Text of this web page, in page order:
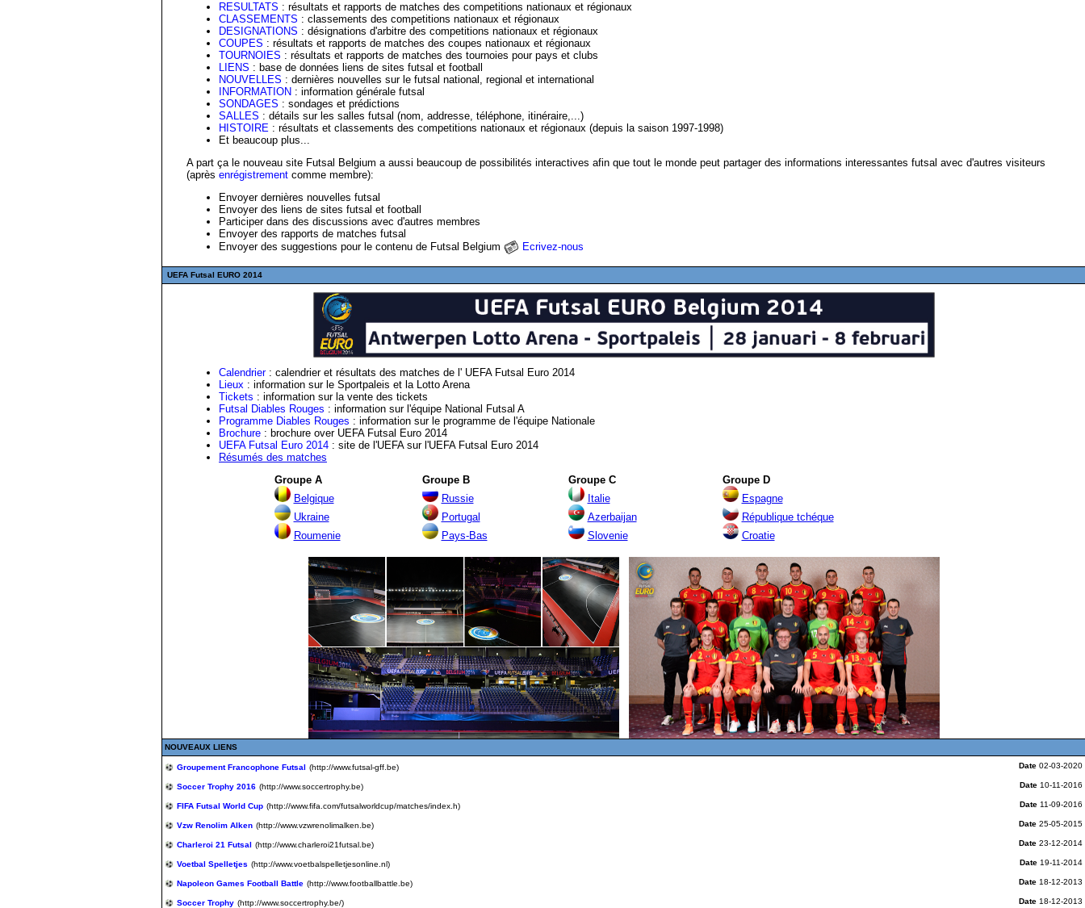
RESULTATS : résultats et rapports de matches des competitions nationaux et régionaux
CLASSEMENTS : classements des competitions nationaux et régionaux
DESIGNATIONS : désignations d'arbitre des competitions nationaux et régionaux
COUPES : résultats et rapports de matches des coupes nationaux et régionaux
TOURNOIES : résultats et rapports de matches des tournoies pour pays et clubs
LIENS : base de données liens de sites futsal et football
NOUVELLES : dernières nouvelles sur le futsal national, regional et international
INFORMATION : information générale futsal
SONDAGES : sondages et prédictions
SALLES : détails sur les salles futsal (nom, addresse, téléphone, itinéraire,...)
HISTOIRE : résultats et classements des competitions nationaux et régionaux (depuis la saison 1997-1998)
Et beaucoup plus...
A part ça le nouveau site Futsal Belgium a aussi beaucoup de possibilités interactives afin que tout le monde peut partager des informations interessantes futsal avec d'autres visiteurs
(après enrégistrement comme membre):
Envoyer dernières nouvelles futsal
Envoyer des liens de sites futsal et football
Participer dans des discussions avec d'autres membres
Envoyer des rapports de matches futsal
Envoyer des suggestions pour le contenu de Futsal Belgium
Ecrivez-nous
UEFA Futsal EURO 2014
Calendrier: calendrier et résultats des matches de l' UEFA Futsal Euro 2014
Lieux : information sur le Sportpaleis et la Lotto Arena
Tickets : information sur la vente des tickets
Futsal Diables Rouges : information sur l'équipe National Futsal A
Programme Diables Rouges : information sur le programme de l'équipe Nationale
Brochure : brochure over UEFAFutsal Euro 2014
UEFA Futsal Euro 2014 : site de l'UEFA sur l'UEFA Futsal Euro 2014
Résumés des matches
Groupe A
Groupe B Groupe C Groupe D
Belgique
Russie Italie
Espagne
Ukraine
Portugal Azerbaijan
République tchéque
Roumenie
Pays-Bas Slovenie Croatie
NOUVEAUX LIENS
Groupement Francophone Futsal (http://www.futsal-gff.be) Date 02-03-2020
Soccer Trophy 2016 (http://www.soccertrophy.be) Date 10-11-2016
FIFA Futsal World Cup (http://www.fifa.com/futsalworldcup/matches/index.h) Date 11-09-2016
Vzw Renolim Alken (http://www.vzwrenolimalken.be) Date 25-05-2015
Charleroi 21 Futsal (http://www.charleroi21futsal.be) Date 23-12-2014
Voetbal Spelletjes (http://www.voetbalspelletjesonline.nl) Date 19-11-2014
Napoleon Games Football Battle (http://www.footballbattle.be) Date 18-12-2013
Soccer Trophy (http://www.soccertrophy.be/) Date 18-12-2013